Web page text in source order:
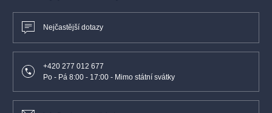
Nejčastější dotazy
+420 277 012 677
Po - Pá 8:00 - 17:00 - Mimo státní svátky